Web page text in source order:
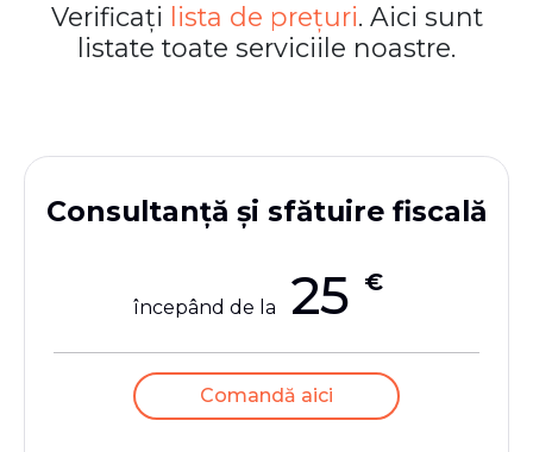
Verificați lista de prețuri. Aici sunt
listate toate serviciile noastre.
Consultanță și sfătuire fiscală
începând de la 25 €
Comandă aici